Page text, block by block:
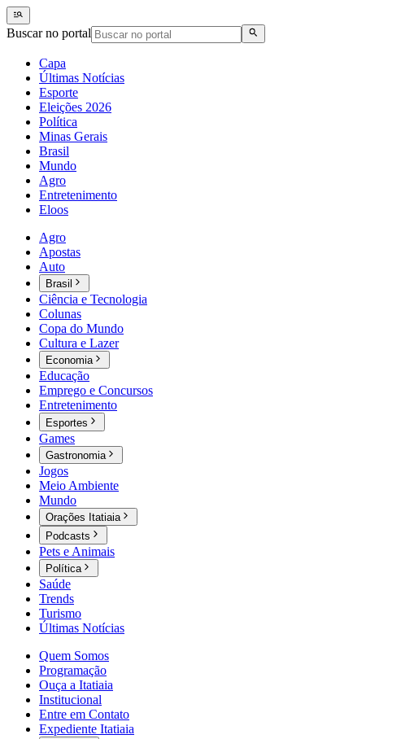
Buscar no portal
Capa
Últimas Notícias
Esporte
Eleições 2026
Política
Minas Gerais
Brasil
Mundo
Agro
Entretenimento
Eloos
Agro
Apostas
Auto
Brasil
Ciência e Tecnologia
Colunas
Copa do Mundo
Cultura e Lazer
Economia
Educação
Emprego e Concursos
Entretenimento
Esportes
Games
Gastronomia
Jogos
Meio Ambiente
Mundo
Orações Itatiaia
Podcasts
Pets e Animais
Política
Saúde
Trends
Turismo
Últimas Notícias
Quem Somos
Programação
Ouça a Itatiaia
Institucional
Entre em Contato
Expediente Itatiaia